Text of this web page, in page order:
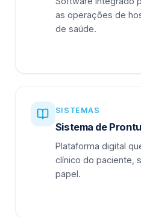
as operações de
de saúde.
SISTEMAS
Sistema de
Plataforma digital
clínico do paciente,
papel.